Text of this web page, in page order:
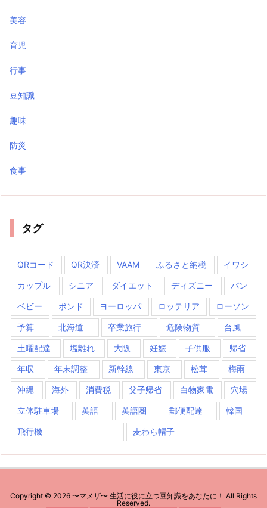
美容
育児
行事
豆知識
趣味
防災
食事
タグ
QRコード QR決済 VAAM ふるさと納税 イワシ
カップル シニア ダイエット ディズニー パン
ベビー ボンド ヨーロッパ ロッテリア ローソン
予算 北海道 卒業旅行 危険物質 台風
土曜配達 塩離れ 大阪 妊娠 子供服 帰省
年収 年末調整 新幹線 東京 松茸 梅雨
沖縄 海外 消費税 父子帰省 白物家電 穴場
立体駐車場 英語 英語圏 郵便配達 韓国
飛行機 麦わら帽子
Copyright © 2026 〜マメザ〜 生活に役に立つ豆知識をあなたに！ All Rights
Reserved.